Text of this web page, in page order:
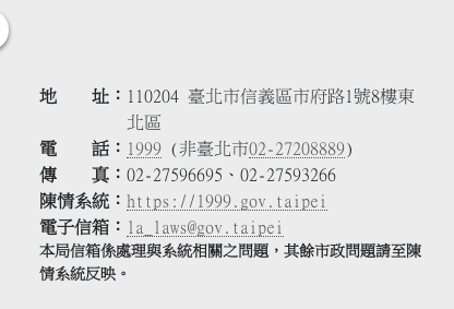
地 址
110204 臺北市信義區市府路1號8樓東
北區
電 話
1999 (非臺北市02-27208889)
傳 真
02-27596695、02-27593266
陳情系統
https://1999.gov.taipei
電子信箱
la_laws@gov.taipei
本局信箱係處理與系統相關之問題，其餘市政問題請至陳
情系統反映。